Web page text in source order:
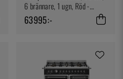
6 brännare, 1 ugn, Röd -
Bertazzoni
63995:-